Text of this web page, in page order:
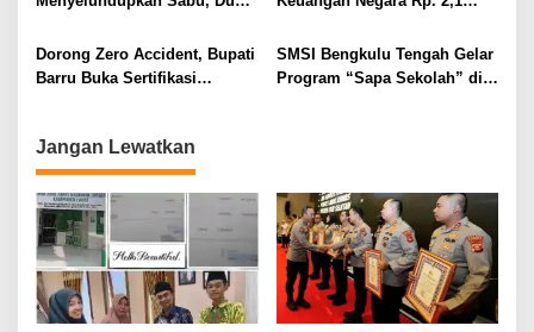
Dorong Zero Accident, Bupati
Barru Buka Sertifikasi
SMSI Bengkulu Tengah Gelar
Program “Sapa Sekolah” di
Jangan Lewatkan